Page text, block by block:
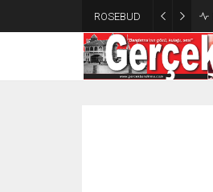
ROSEBUD